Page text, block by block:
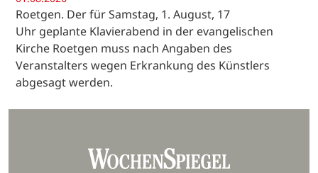
Roetgen. Der für Samstag, 1. August, 17
Uhr geplante Klavierabend in der evangelischen
Kirche Roetgen muss nach Angaben des
Veranstalters wegen Erkrankung des Künstlers
abgesagt werden.